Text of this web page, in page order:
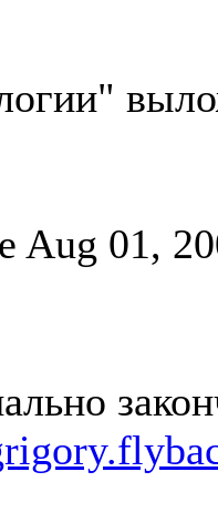
Aug 01,